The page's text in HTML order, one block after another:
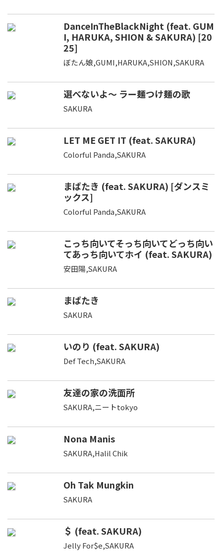
DanceInTheBlackNight (feat. GUM
I, HARUKA, SHION & SAKURA) [20
25]
ぼたん娘,GUMI,HARUKA,SHION,SAKURA
選べないよ～ ラー麺つけ麺の歌
SAKURA
LET ME GET IT (feat. SAKURA)
Colorful Panda,SAKURA
まばたき (feat. SAKURA) [ダンスミ
ックス]
Colorful Panda,SAKURA
こっち向いてそっち向いてどっち向い
てあっち向いてホイ (feat. SAKURA)
安田陽,SAKURA
まばたき
SAKURA
いのり (feat. SAKURA)
Def Tech,SAKURA
友達の家の洗面所
SAKURA,ニートtokyo
Nona Manis
SAKURA,Halil Chik
Oh Tak Mungkin
SAKURA
＄ (feat. SAKURA)
Jelly For$e,SAKURA